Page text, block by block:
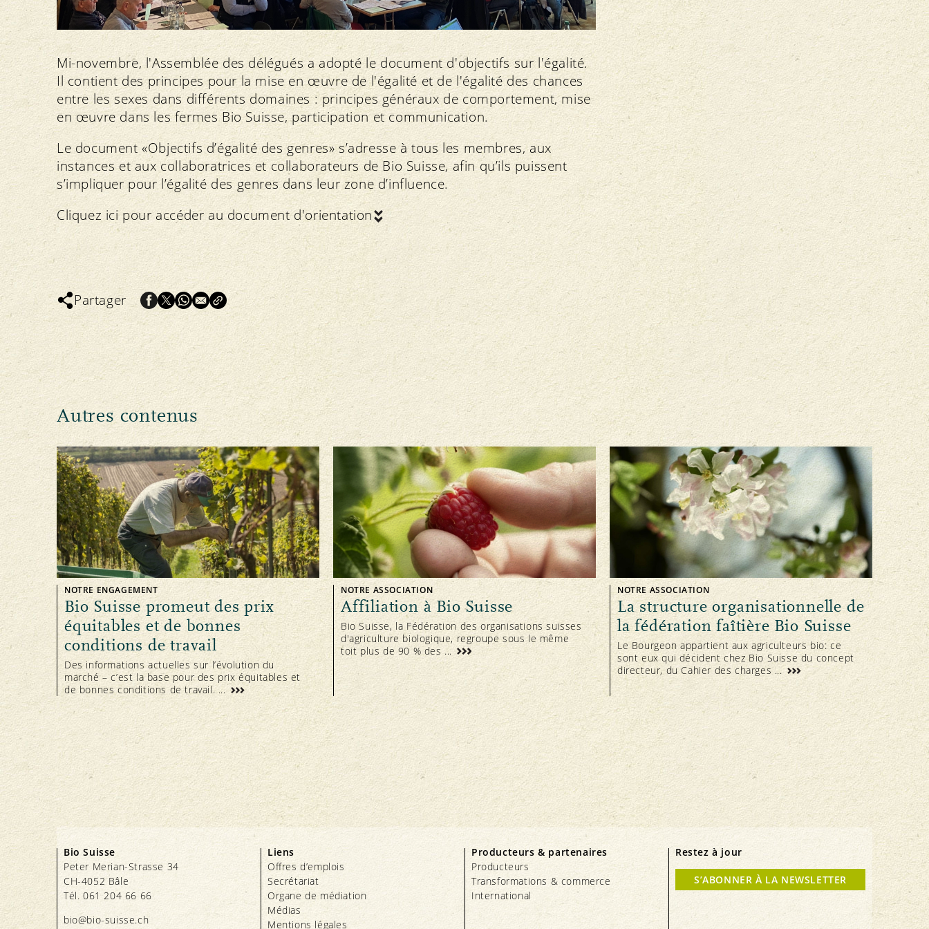
Mi-novembre, l'Assemblée des délégués a adopté le document d'objectifs sur l'égalité.
Il contient des principes pour la mise en œuvre de l'égalité et de l'égalité des chances
entre les sexes dans différents domaines : principes généraux de comportement, mise
en œuvre dans les fermes Bio Suisse, participation et communication.
Le document «Objectifs d’égalité des genres» s’adresse à tous les membres, aux
instances et aux collaboratrices et collaborateurs de Bio Suisse, afin qu’ils puissent
s’impliquer pour l’égalité des genres dans leur zone d’influence.
Cliquez ici pour accéder au document d'orientation
Partager
Autres contenus
NOTRE ENGAGEMENT
Bio Suisse promeut des prix
équitables et de bonnes
conditions de travail
Des informations actuelles sur l’évolution du
marché – c’est la base pour des prix équitables et
de bonnes conditions de travail. ...
NOTRE ASSOCIATION
Affiliation à Bio Suisse
Bio Suisse, la Fédération des organisations suisses
d'agriculture biologique, regroupe sous le même
toit plus de 90 % des ...
NOTRE ASSOCIATION
La structure organisationnelle de
la fédération faîtière Bio Suisse
Le Bourgeon appartient aux agriculteurs bio: ce
sont eux qui décident chez Bio Suisse du concept
directeur, du Cahier des charges ...
Bio Suisse
Peter Merian-Strasse 34
CH-4052 Bâle
Tél. 061 204 66 66
bio@bio-suisse.ch
Liens
Offres d’emplois
Secrétariat
Organe de médiation
Médias
Mentions légales
Producteurs & partenaires
Producteurs
Transformations & commerce
International
Restez à jour
S’ABONNER À LA NEWSLETTER